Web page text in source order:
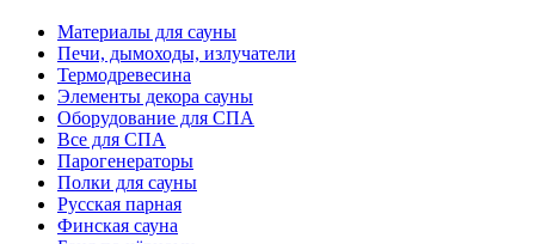
Материалы для сауны
Печи, дымоходы, излучатели
Термодревесина
Элементы декора сауны
Оборудование для СПА
Все для СПА
Парогенераторы
Полки для сауны
Русская парная
Финская сауна